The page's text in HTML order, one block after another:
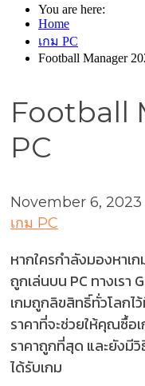
You are here:
Home
เกม PC
Football Manager
Football
PC
November 6, 2023
เกม PC
หากใครกำลังมองหาเ
ถูกเล่นบน PC ทางเรา
เกมถูกลิขสิทธิ์ทั่วโลกไ
ราคาที่จะช่วยให้คุณซื้อ
ราคาถูกที่สุด และยังมี
ได้รับเกม